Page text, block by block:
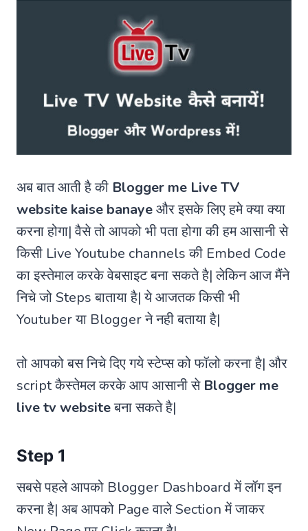
अब बात आती है की Blogger me Live TV
website kaise banayeऔर इसके लिए हमे क्या क्या
करना होगा| वैसे तो आपको भी पता होगा की हम आसानी से
किसी Live Youtube channels की Embed Code
का इस्तेमाल करके वेबसाइट बना सकते है| लेकिन आज मैंने
निचे जो Steps बाताया है| ये आजतक किसी भी
Youtuber या Blogger ने नही बताया है|
तो आपको बस निचे दिए गये स्टेप्स को फॉलो करना है| और
script कैस्तेमल करके आप आसानी से Blogger me
live tv websiteबना सकते है|
Step 1
सबसे पहले आपको Blogger Dashboard में लॉग इन
करना है| अब आपको Page वाले Section में जाकर